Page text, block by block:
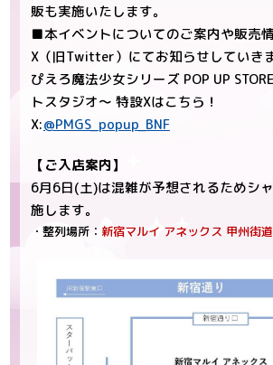
販も実施いたします。
■本イベントについてのご案内や販売
X（旧Twitter）にてお知らせしていきま
ぴえろ魔法少女シリーズ POP UP
トスタジオ～ 特設Xはこちら！
X:@PMGS_popup_BNF
【ご入店案内】
6月6日(土)は混雑が予想されるためシ
施します。
・整列場所： 新宿マルイ アネックス 甲州街